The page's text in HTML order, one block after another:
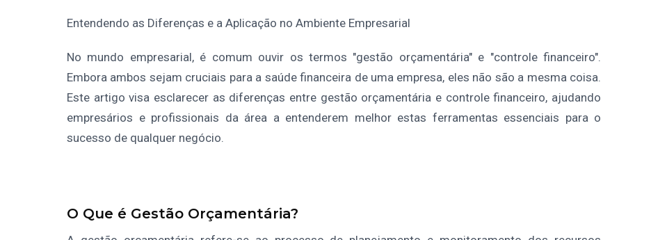
Entendendo as Diferenças e a Aplicação no Ambiente Empresarial
No mundo empresarial, é comum ouvir os termos "gestão orçamentária" e "controle financeiro".
Embora ambos sejam cruciais para a saúde financeira de uma empresa, eles não são a mesma coisa.
Este artigo visa esclarecer as diferenças entre gestão orçamentária e controle financeiro, ajudando
empresários e profissionais da área a entenderem melhor estas ferramentas essenciais para o
sucesso de qualquer negócio.
O Que é Gestão Orçamentária?